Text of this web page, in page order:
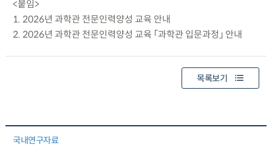
<붙임>
1. 2026년 과학관 전문인력양성 교육 안내
2. 2026년 과학관 전문인력양성 교육 「과학관 입문과정」 안내
목록보기
국내연구자료